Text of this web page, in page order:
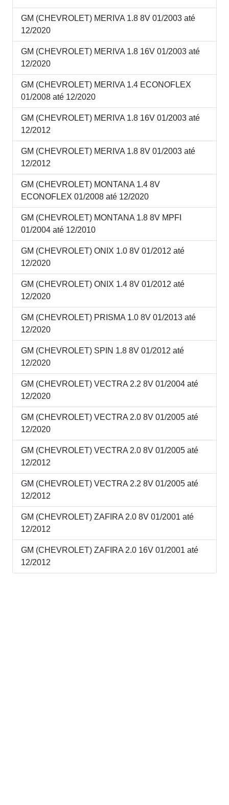
GM (CHEVROLET) MERIVA 1.8 8V 01/2003 até
12/2020
GM (CHEVROLET) MERIVA 1.8 16V 01/2003 até
12/2020
GM (CHEVROLET) MERIVA 1.4 ECONOFLEX
01/2008 até 12/2020
GM (CHEVROLET) MERIVA 1.8 16V 01/2003 até
12/2012
GM (CHEVROLET) MERIVA 1.8 8V 01/2003 até
12/2012
GM (CHEVROLET) MONTANA 1.4 8V
ECONOFLEX 01/2008 até 12/2020
GM (CHEVROLET) MONTANA 1.8 8V MPFI
01/2004 até 12/2010
GM (CHEVROLET) ONIX 1.0 8V 01/2012 até
12/2020
GM (CHEVROLET) ONIX 1.4 8V 01/2012 até
12/2020
GM (CHEVROLET) PRISMA 1.0 8V 01/2013 até
12/2020
GM (CHEVROLET) SPIN 1.8 8V 01/2012 até
12/2020
GM (CHEVROLET) VECTRA 2.2 8V 01/2004 até
12/2020
GM (CHEVROLET) VECTRA 2.0 8V 01/2005 até
12/2020
GM (CHEVROLET) VECTRA 2.0 8V 01/2005 até
12/2012
GM (CHEVROLET) VECTRA 2.2 8V 01/2005 até
12/2012
GM (CHEVROLET) ZAFIRA 2.0 8V 01/2001 até
12/2012
GM (CHEVROLET) ZAFIRA 2.0 16V 01/2001 até
12/2012